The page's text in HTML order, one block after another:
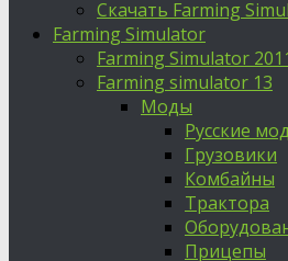
Скачать Farming
Farming Simulator
Farming Simulator
Farming simulator 13
Моды
Русские
Грузовики
Комбайны
Трактора
Прицепы